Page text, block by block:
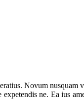
Novum nusquam
ne. Ea ius